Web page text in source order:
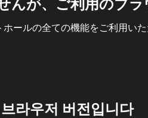
んが、ご利用のブ
ールの全ての機能をご利用い
라우저 버전입니다